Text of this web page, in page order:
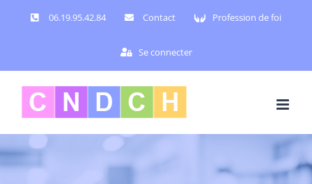
06.19.95.42.84 Contact Profession de foi
Se connecter